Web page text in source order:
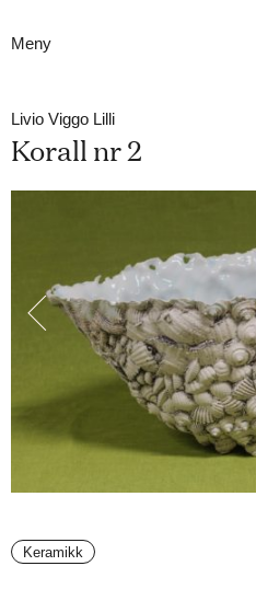
Meny
Livio Viggo Lilli
Korall nr 2
Keramikk